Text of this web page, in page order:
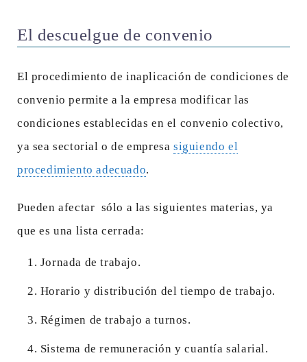
El descuelgue de convenio
El procedimiento de inaplicación de condiciones de
convenio permite a la empresa modificar las
condiciones establecidas en el convenio colectivo,
ya sea sectorial o de empresasiguiendo el
procedimiento adecuado.
Pueden afectar sólo a las siguientes materias, ya
que es una lista cerrada:
Jornada de trabajo.
Horario y distribución del tiempo de trabajo.
Régimen de trabajo a turnos.
Sistema de remuneración y cuantía salarial.